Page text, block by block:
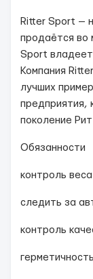
Ritter Sport —
продаётся во
Sport владеет
Компания
лучших
предприятия,
поколение
Обязанности
контроль
следить за
контроль